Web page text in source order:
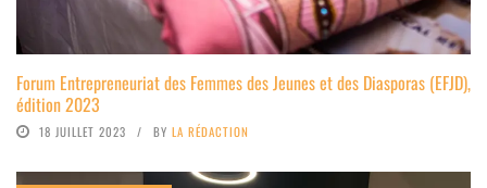
Forum Entrepreneuriat des Femmes des Jeunes et des Diasporas (EFJD),
édition 2023
18 JUILLET 2023 BY LA RÉDACTION